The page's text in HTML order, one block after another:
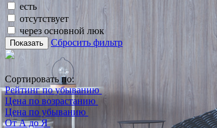
есть
отсутствует
через основной люк
Показать Сбросить фильтр
Сортировать по:
Рейтинг по убыванию
Цена по возрастанию
Цена по убыванию
От А до Я